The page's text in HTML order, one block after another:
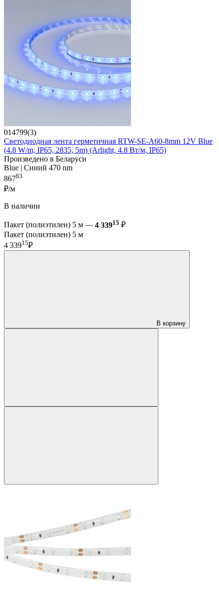
014799(3)
Светодиодная лента герметичная RTW-SE-A60-8mm 12V Blue
(4.8 W/m, IP65, 2835, 5m) (Arlight, 4.8 Вт/м, IP65)
Произведено в Беларуси
Blue | Синий 470 nm
86783
₽/м
В наличии
Пакет (полиэтилен) 5 м — 4 33915 ₽
Пакет (полиэтилен) 5 м
4 33915₽
В корзину